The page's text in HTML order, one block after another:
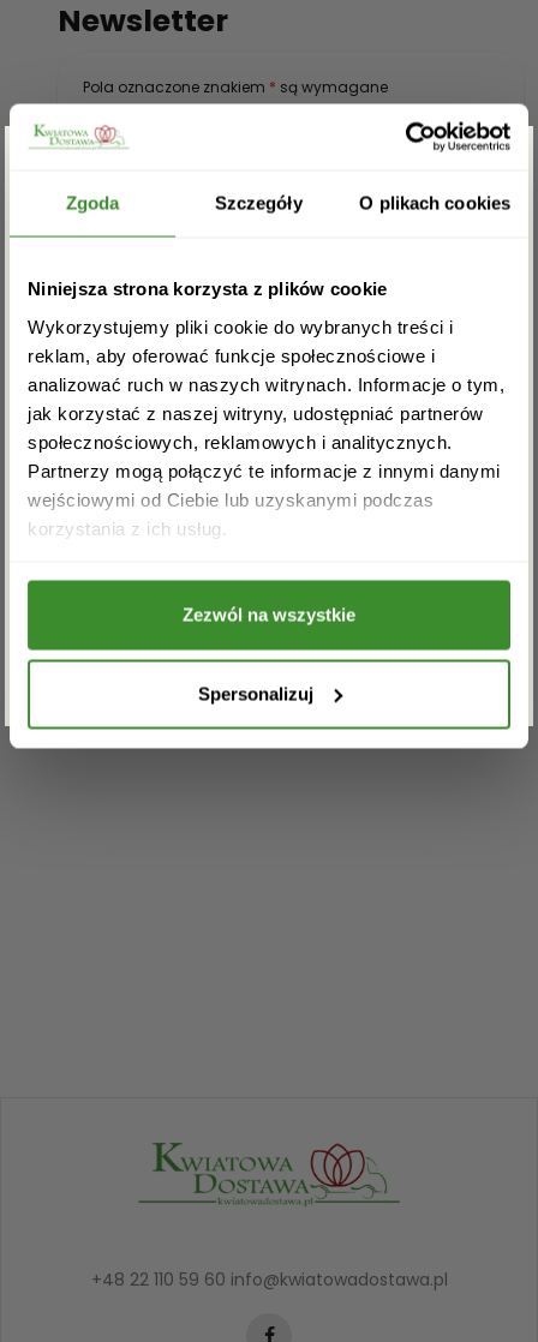
Zgoda Szczegóły O plikach cookies
Niniejsza strona korzysta z plików cookie
Wykorzystujemy pliki cookie do wybranych treści i
reklam, aby oferować funkcje społecznościowe i
analizować ruch w naszych witrynach. Informacje o tym,
jak korzystać z naszej witryny, udostępniać partnerów
społecznościowych, reklamowych i analitycznych.
Partnerzy mogą połączyć te informacje z innymi danymi
wejściowymi od Ciebie lub uzyskanymi podczas
korzystania z ich usług.
Zezwól na wszystkie
Spersonalizuj
Newsletter
Pola oznaczone znakiem * są wymagane
Potwierdzam, iż zapoznałem się z polityką
prywatności obowiązująca na witrynie
kwiatowadostawa.pl*
+48 22 110 59 60 info@kwiatowadostawa.pl
Zgarnij rabat -5%
Zapisz się do newslettera i zgarnij
rabat na pierwsze zakupy!
Akceptuję regulamin i wyrażam zgodę na
przetwarzanie powyższych danych osobowych
ZAPISZ SIĘ